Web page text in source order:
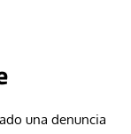
una denuncia